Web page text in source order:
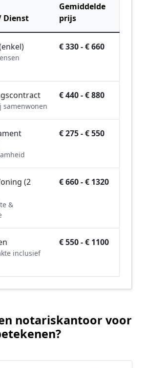
Dienst
Gemiddelde
prijs
€ 330 - € 660
samenwonen
€ 440 - € 880
€ 275 - € 550
(2
&
€ 660 - € 1320
inclusief
€ 550 - € 1100
notariskantoor voor